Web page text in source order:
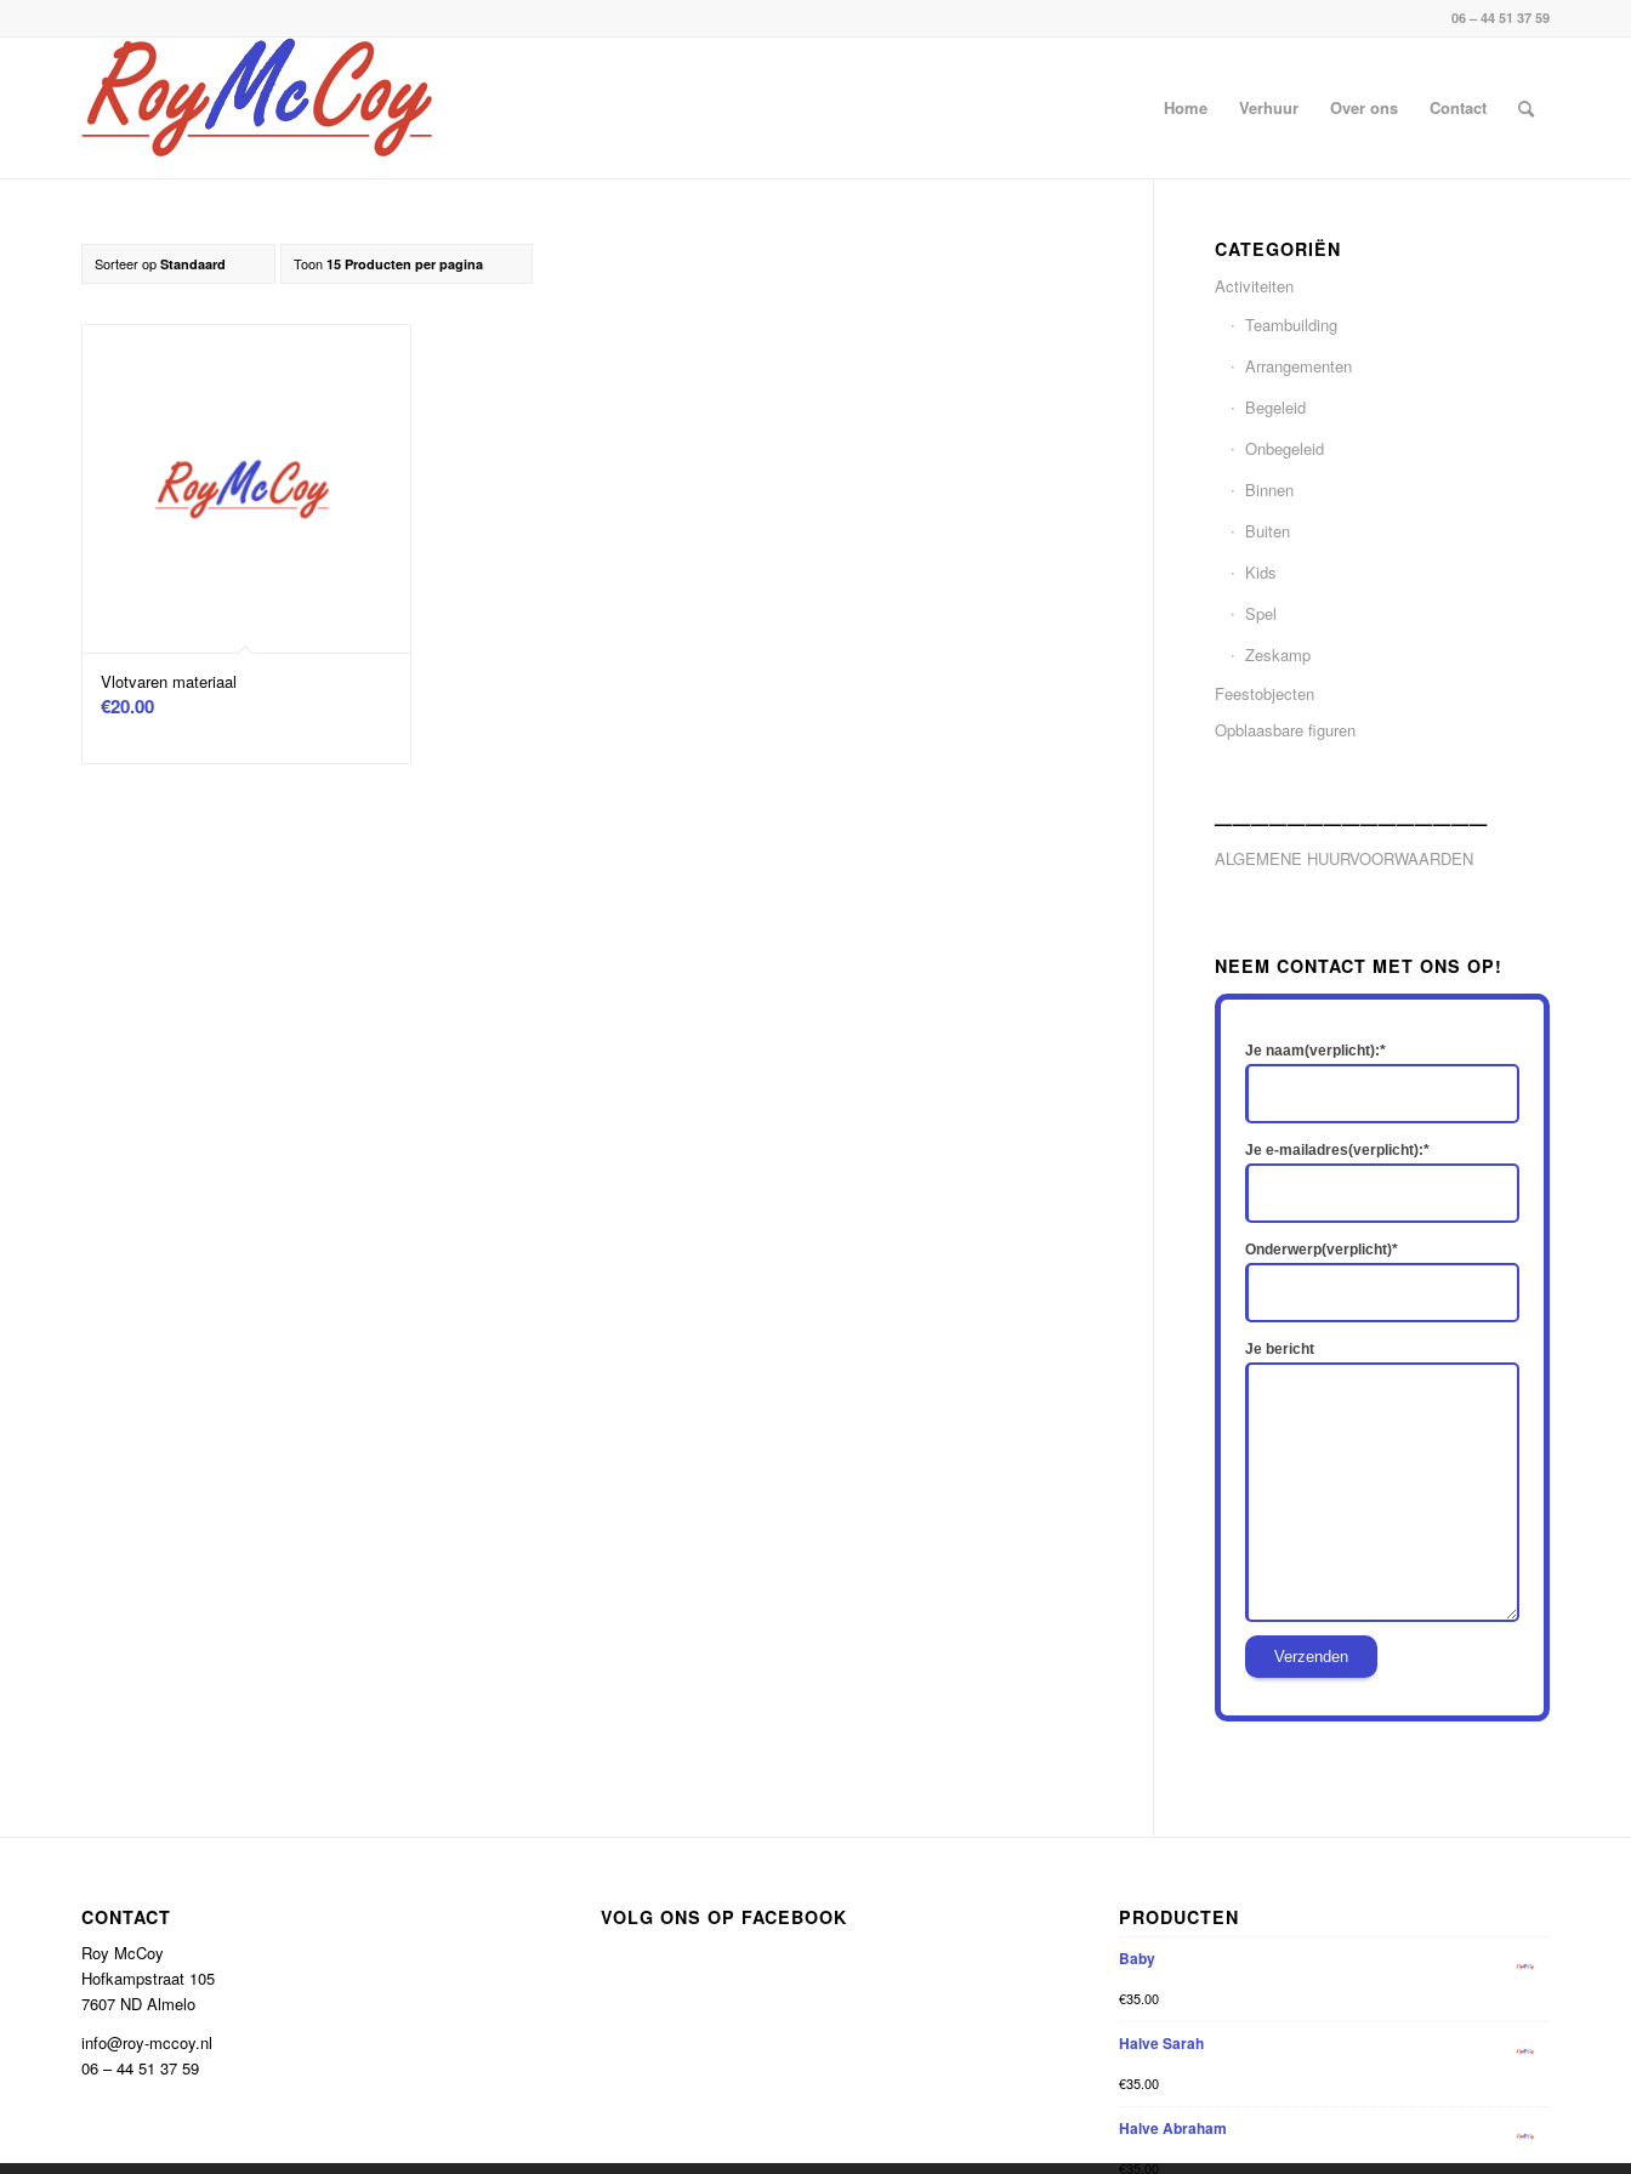
06 – 44 51 37 59
Home Verhuur Over ons Contact
Sorteer op Standaard Toon 15 Producten per pagina
Vlotvaren materiaal
€20.00
CATEGORIËN
Activiteiten
Teambuilding
Arrangementen
Begeleid
Onbegeleid
Binnen
Buiten
Kids
Spel
Zeskamp
Feestobjecten
Opblaasbare figuren
———————————————
ALGEMENE HUURVOORWAARDEN
NEEM CONTACT MET ONS OP!
Je naam(verplicht):*
Je e-mailadres(verplicht):*
Onderwerp(verplicht)*
Je bericht
CONTACT
Roy McCoy
Hofkampstraat 105
7607 ND Almelo
info@roy-mccoy.nl
06 – 44 51 37 59
VOLG ONS OP FACEBOOK PRODUCTEN
Baby
€35.00
Halve Sarah
€35.00
Halve Abraham
€35.00